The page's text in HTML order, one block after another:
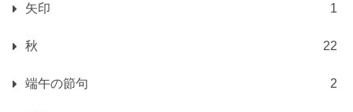
矢印 1
秋 22
端午の節句 2